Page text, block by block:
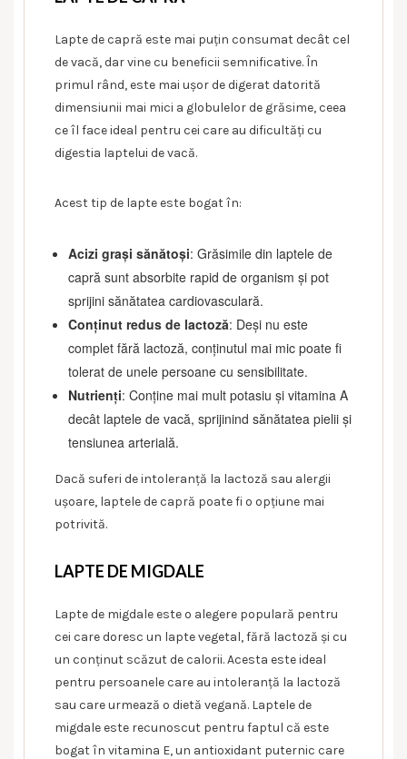
Lapte de capră este mai puțin consumat decât cel
de vacă, dar vine cu beneficii semnificative. În
primul rând, este mai ușor de digerat datorită
dimensiunii mai mici a globulelor de grăsime, ceea
ce îl face ideal pentru cei care au dificultăți cu
digestia laptelui de vacă.
Acest tip de lapte este bogat în:
Acizi grași sănătoși: Grăsimile din laptele de
capră sunt absorbite rapid de organism și pot
sprijini sănătatea cardiovasculară.
Conținut redus de lactoză: Deși nu este
complet fără lactoză, conținutul mai mic poate fi
tolerat de unele persoane cu sensibilitate.
Nutrienți: Conține mai mult potasiu și vitamina A
decât laptele de vacă, sprijinind sănătatea pielii și
tensiunea arterială.
Dacă suferi de intoleranță la lactoză sau alergii
ușoare, laptele de capră poate fi o opțiune mai
potrivită.
LAPTE DE MIGDALE
Lapte de migdale este o alegere populară pentru
cei care doresc un lapte vegetal, fără lactoză și cu
un conținut scăzut de calorii. Acesta este ideal
pentru persoanele care au intoleranță la lactoză
sau care urmează o dietă vegană. Laptele de
migdale este recunoscut pentru faptul că este
bogat în vitamina E, un antioxidant puternic care